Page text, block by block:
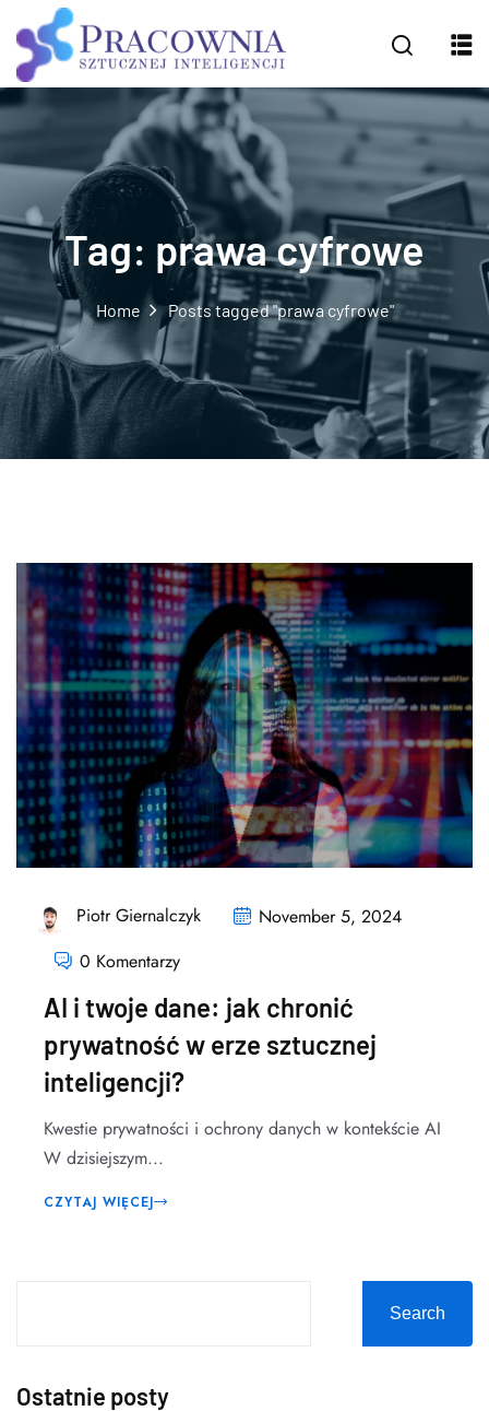
Tag: prawa cyfrowe
Home Posts tagged "prawa cyfrowe"
Piotr Giernalczyk
November 5, 2024
0 Komentarzy
AI i twoje dane: jak chronić
prywatność w erze sztucznej
inteligencji?
Kwestie prywatności i ochrony danych w kontekście AI
W dzisiejszym...
CZYTAJ WIĘCEJ
Search
Ostatnie posty